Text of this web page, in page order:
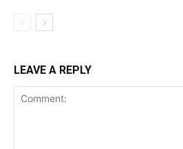
LEAVE A REPLY